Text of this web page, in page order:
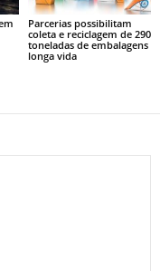
Parcerias possibilitam
coleta e reciclagem de 290
toneladas de embalagens
longa vida